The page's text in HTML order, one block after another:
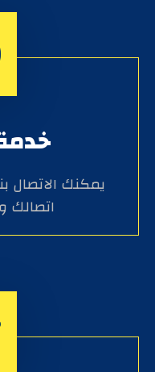
خدمة ٢٤
يمكنك الاتصال
اتصالك